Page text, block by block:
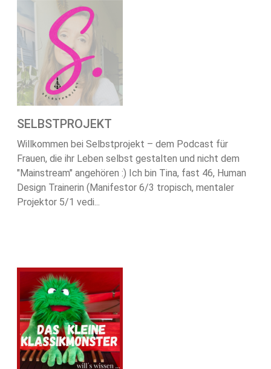
SELBSTPROJEKT
Willkommen bei Selbstprojekt – dem Podcast für
Frauen, die ihr Leben selbst gestalten und nicht dem
"Mainstream" angehören :) Ich bin Tina, fast 46, Human
Design Trainerin (Manifestor 6/3 tropisch, mentaler
Projektor 5/1 vedi...